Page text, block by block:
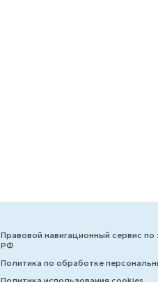
Правовой навигационный сервис по
РФ
Политика по обработке